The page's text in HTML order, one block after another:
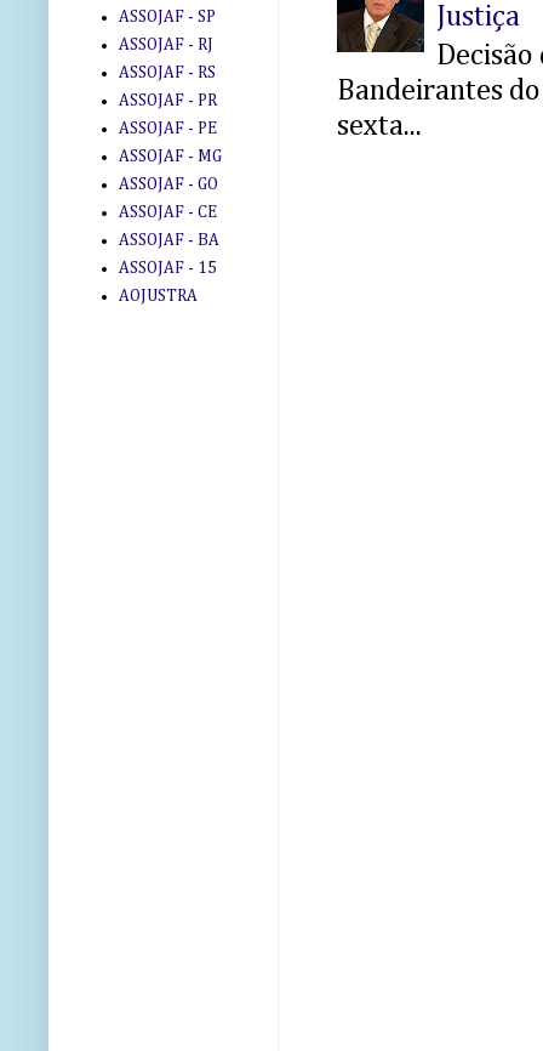
Justiça
Decisão
Bandeirantes
sexta...
ASSOJAF - SP
ASSOJAF - RJ
ASSOJAF - RS
ASSOJAF - PR
ASSOJAF - PE
ASSOJAF - MG
ASSOJAF - GO
ASSOJAF - CE
ASSOJAF - BA
ASSOJAF - 15
AOJUSTRA